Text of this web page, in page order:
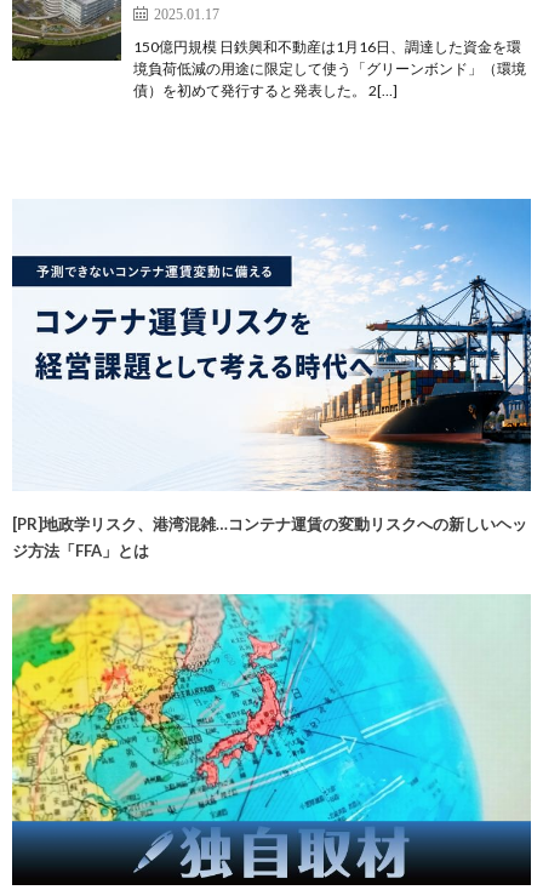
2025.01.17
150億円規模 日鉄興和不動産は1月16日、調達した資金を環
境負荷低減の用途に限定して使う「グリーンボンド」（環境
債）を初めて発行すると発表した。 2[…]
[PR]地政学リスク、港湾混雑…コンテナ運賃の変動リスクへの新しいヘッ
ジ方法「FFA」とは